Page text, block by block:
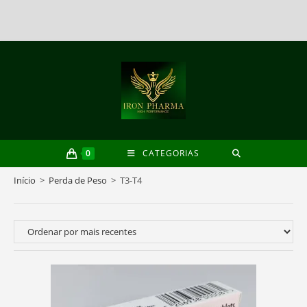
0 CATEGORIAS
Início > Perda de Peso > T3-T4